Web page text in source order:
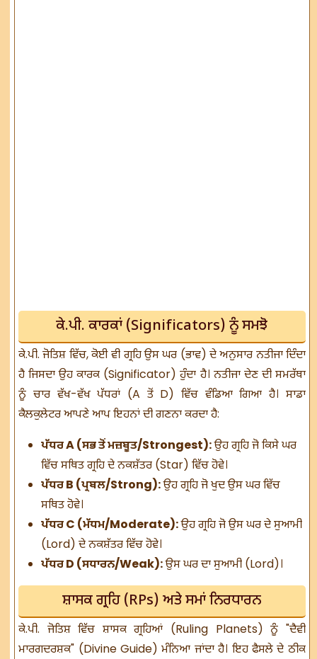
ਕੇ.ਪੀ. ਕਾਰਕਾਂ (Significators) ਨੂੰ ਸਮਝੋ
ਕੇ.ਪੀ. ਜੋਤਿਸ਼ ਵਿੱਚ, ਕੋਈ ਵੀ ਗ੍ਰਹਿ ਉਸ ਘਰ (ਭਾਵ) ਦੇ ਅਨੁਸਾਰ ਨਤੀਜਾ ਦਿੰਦਾ
ਹੈ ਜਿਸਦਾ ਉਹ ਕਾਰਕ (Significator) ਹੁੰਦਾ ਹੈ। ਨਤੀਜਾ ਦੇਣ ਦੀ ਸਮਰੱਥਾ
ਨੂੰ ਚਾਰ ਵੱਖ-ਵੱਖ ਪੱਧਰਾਂ (A ਤੋਂ D) ਵਿੱਚ ਵੰਡਿਆ ਗਿਆ ਹੈ। ਸਾਡਾ
ਕੈਲਕੁਲੇਟਰ ਆਪਣੇ ਆਪ ਇਹਨਾਂ ਦੀ ਗਣਨਾ ਕਰਦਾ ਹੈ:
ਪੱਧਰ A (ਸਭ ਤੋਂ ਮਜ਼ਬੂਤ/Strongest):ਉਹ ਗ੍ਰਹਿ ਜੋ ਕਿਸੇ ਘਰ
ਵਿੱਚ ਸਥਿਤ ਗ੍ਰਹਿ ਦੇ ਨਕਸ਼ੱਤਰ (Star) ਵਿੱਚ ਹੋਵੇ।
ਪੱਧਰ B (ਪ੍ਰਬਲ/Strong):ਉਹ ਗ੍ਰਹਿ ਜੋ ਖੁਦ ਉਸ ਘਰ ਵਿੱਚ
ਸਥਿਤ ਹੋਵੇ।
ਪੱਧਰ C (ਮੱਧਮ/Moderate):ਉਹ ਗ੍ਰਹਿ ਜੋ ਉਸ ਘਰ ਦੇ ਸੁਆਮੀ
(Lord) ਦੇ ਨਕਸ਼ੱਤਰ ਵਿੱਚ ਹੋਵੇ।
ਪੱਧਰ D (ਸਧਾਰਨ/Weak):ਉਸ ਘਰ ਦਾ ਸੁਆਮੀ (Lord)।
ਸ਼ਾਸਕ ਗ੍ਰਹਿ (RPs) ਅਤੇ ਸਮਾਂ ਨਿਰਧਾਰਨ
ਕੇ.ਪੀ. ਜੋਤਿਸ਼ ਵਿੱਚ ਸ਼ਾਸਕ ਗ੍ਰਹਿਆਂ (Ruling Planets) ਨੂੰ "ਦੈਵੀ
ਮਾਰਗਦਰਸ਼ਕ" (Divine Guide) ਮੰਨਿਆ ਜਾਂਦਾ ਹੈ। ਇਹ ਫੈਸਲੇ ਦੇ ਠੀਕ